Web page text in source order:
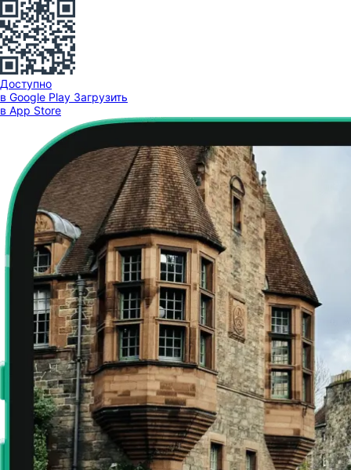
Доступно
в Google Play Загрузить
в App Store